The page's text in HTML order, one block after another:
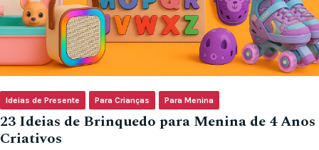
Ideias de Presente Para Crianças Para Menina
23 Ideias de Brinquedo para Menina de 4 Anos
Criativos